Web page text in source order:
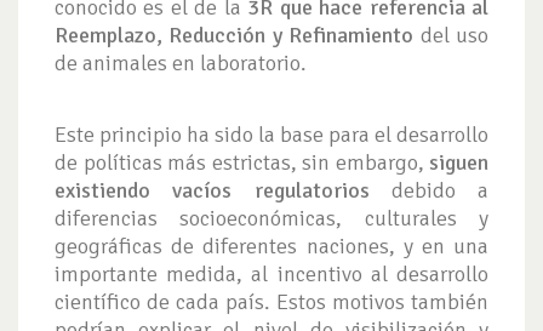
conocido es el de la 3R que hace referencia al
Reemplazo, Reducción y Refinamiento del uso
de animales en laboratorio.
Este principio ha sido la base para el desarrollo
de políticas más estrictas, sin embargo, siguen
existiendo vacíos regulatorios debido a
diferencias socioeconómicas, culturales y
geográficas de diferentes naciones, y en una
importante medida, al incentivo al desarrollo
científico de cada país. Estos motivos también